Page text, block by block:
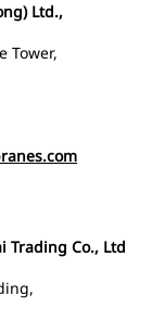
Ltd.,
Tower,
Trading Co., Ltd